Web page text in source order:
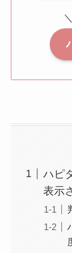
ハピ
表示